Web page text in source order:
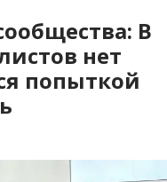
В
нет
попыткой